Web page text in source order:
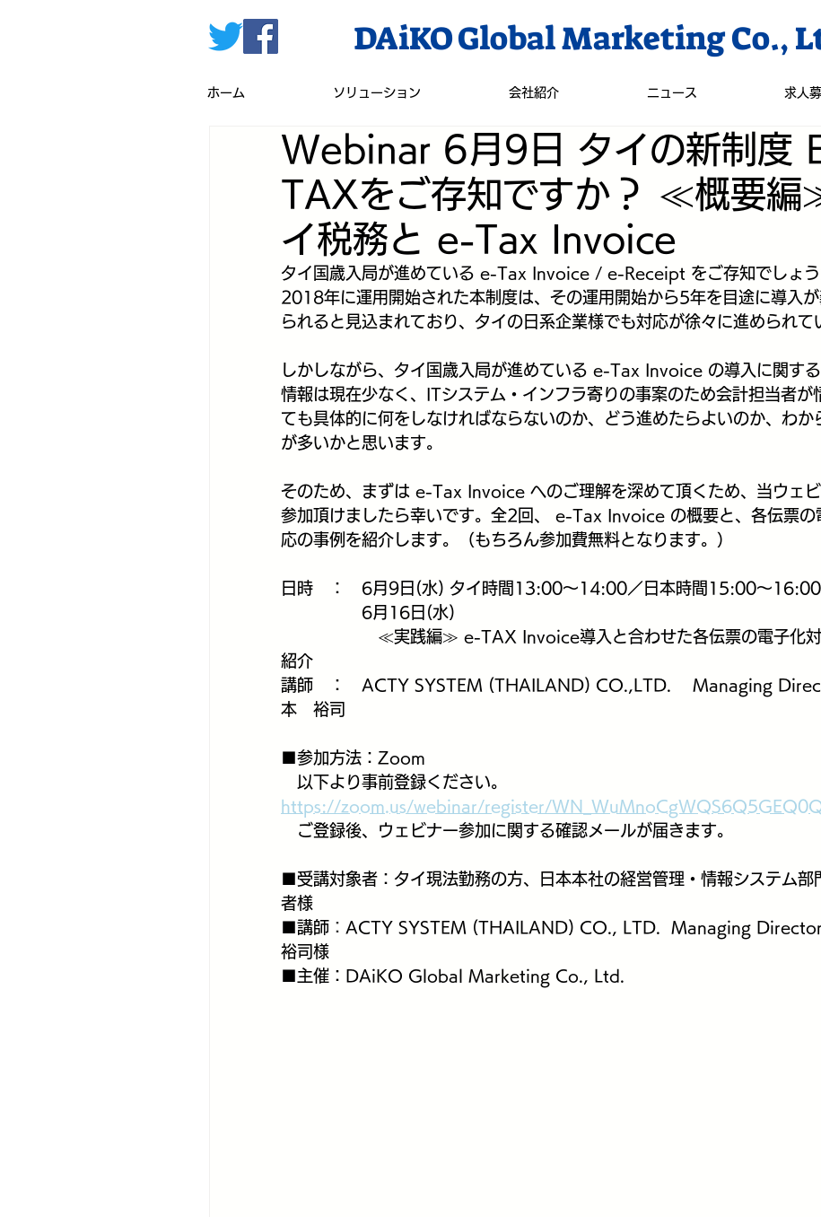
DAiKO Global Marketing Co.,
ホーム ソリューション 会社紹介 ニュース 求人
Webinar 6月9日 タイの新制度
TAXをご存知ですか？ ≪概要編
イ税務と e-Tax Invoice
タイ国歳入局が進めている e-Tax Invoice / e-Receipt をご存知でしょう
2018年に運用開始された本制度は、その運用開始から5年を目途に導入
られると見込まれており、タイの日系企業様でも対応が徐々に進められて
しかしながら、タイ国歳入局が進めている e-Tax Invoice の導入に関す
情報は現在少なく、ITシステム・インフラ寄りの事案のため会計担当者が
ても具体的に何をしなければならないのか、どう進めたらよいのか、わか
が多いかと思います。
そのため、まずは e-Tax Invoice へのご理解を深めて頂くため、当ウェ
参加頂けましたら幸いです。全2回、 e-Tax Invoice の概要と、各伝票の
応の事例を紹介します。（もちろん参加費無料となります。）
日時　：　6月9日(水) タイ時間13:00～14:00／日本時間15:00～16:00
6月16日(水)
≪実践編≫ e-TAX Invoice導入と合わせた各伝票の電子化対
紹介
講師　：　ACTY SYSTEM (THAILAND) CO.,LTD.　 Managing
本　裕司
■参加方法：Zoom
以下より事前登録ください。
https://zoom.us/webinar/register/
ご登録後、ウェビナー参加に関する確認メールが届きます。
■受講対象者：タイ現法勤務の方、日本本社の経営管理・情報システム部
者様
■講師 ： ACTY SYSTEM (THAILAND) CO., LTD.  Managing
裕司様
■主催：DAiKO Global Marketing Co., Ltd.